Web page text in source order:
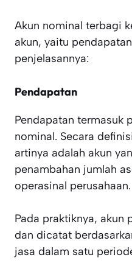
Akun nominal terbagi
akun, yaitu
penjelasannya:
Pendapatan
Pendapatan termasuk
nominal. Secara
artinya adalah akun
penambahan jumlah
operasinal perusahaan.
Pada praktiknya, akun
dan dicatat
jasa dalam satu